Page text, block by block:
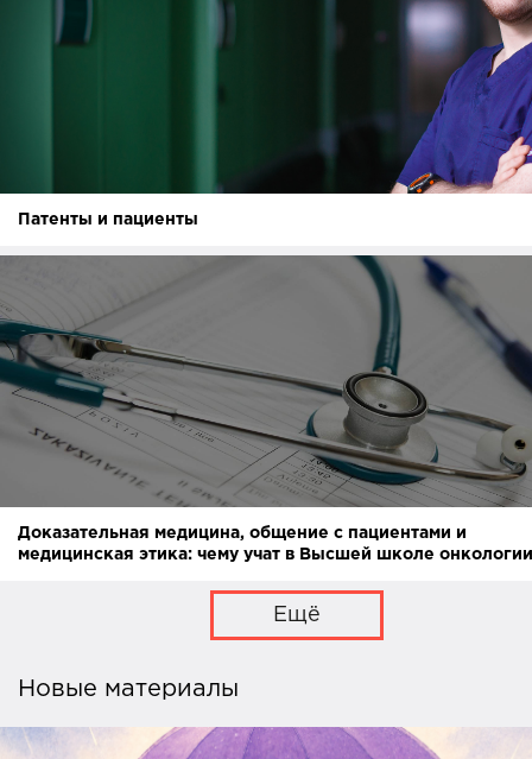
Патенты и пациенты
Доказательная медицина, общение с пациентами и
медицинская этика: чему учат в Высшей школе
Ещё
Новые материалы